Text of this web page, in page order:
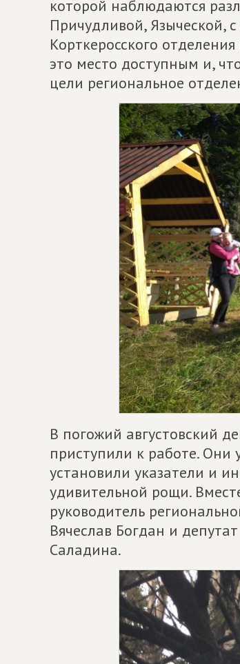
которой наблюдаются
Причудливой, Языческой,
Корткеросского
это место доступным и,
цели региональное
В погожий августовский
приступили к работе. Они
установили указатели и
удивительной рощи.
руководитель
Вячеслав Богдан и
Саладина.